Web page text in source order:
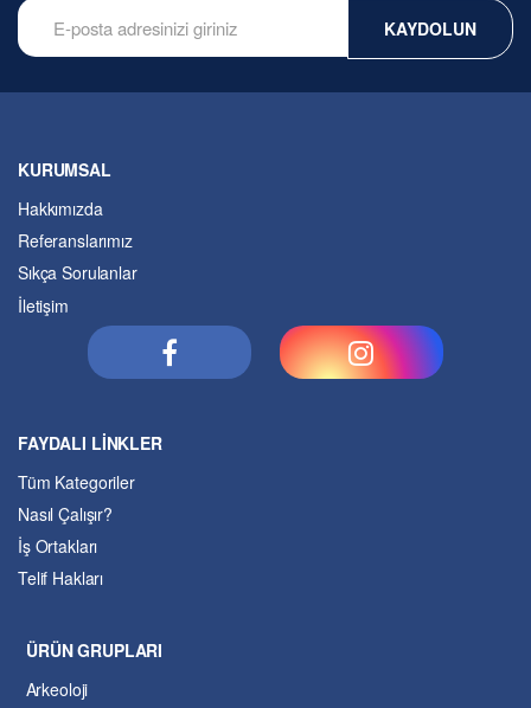
KAYDOLUN
KURUMSAL
Hakkımızda
Referanslarımız
Sıkça Sorulanlar
İletişim
FAYDALI LİNKLER
Tüm Kategoriler
Nasıl Çalışır?
İş Ortakları
Telif Hakları
ÜRÜN GRUPLARI
Arkeoloji